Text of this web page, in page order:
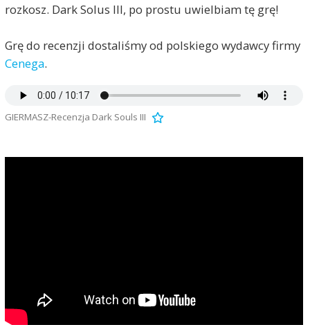
rozkosz. Dark Solus III, po prostu uwielbiam tę grę!
Grę do recenzji dostaliśmy od polskiego wydawcy firmy
Cenega.
GIERMASZ-Recenzja Dark Souls III